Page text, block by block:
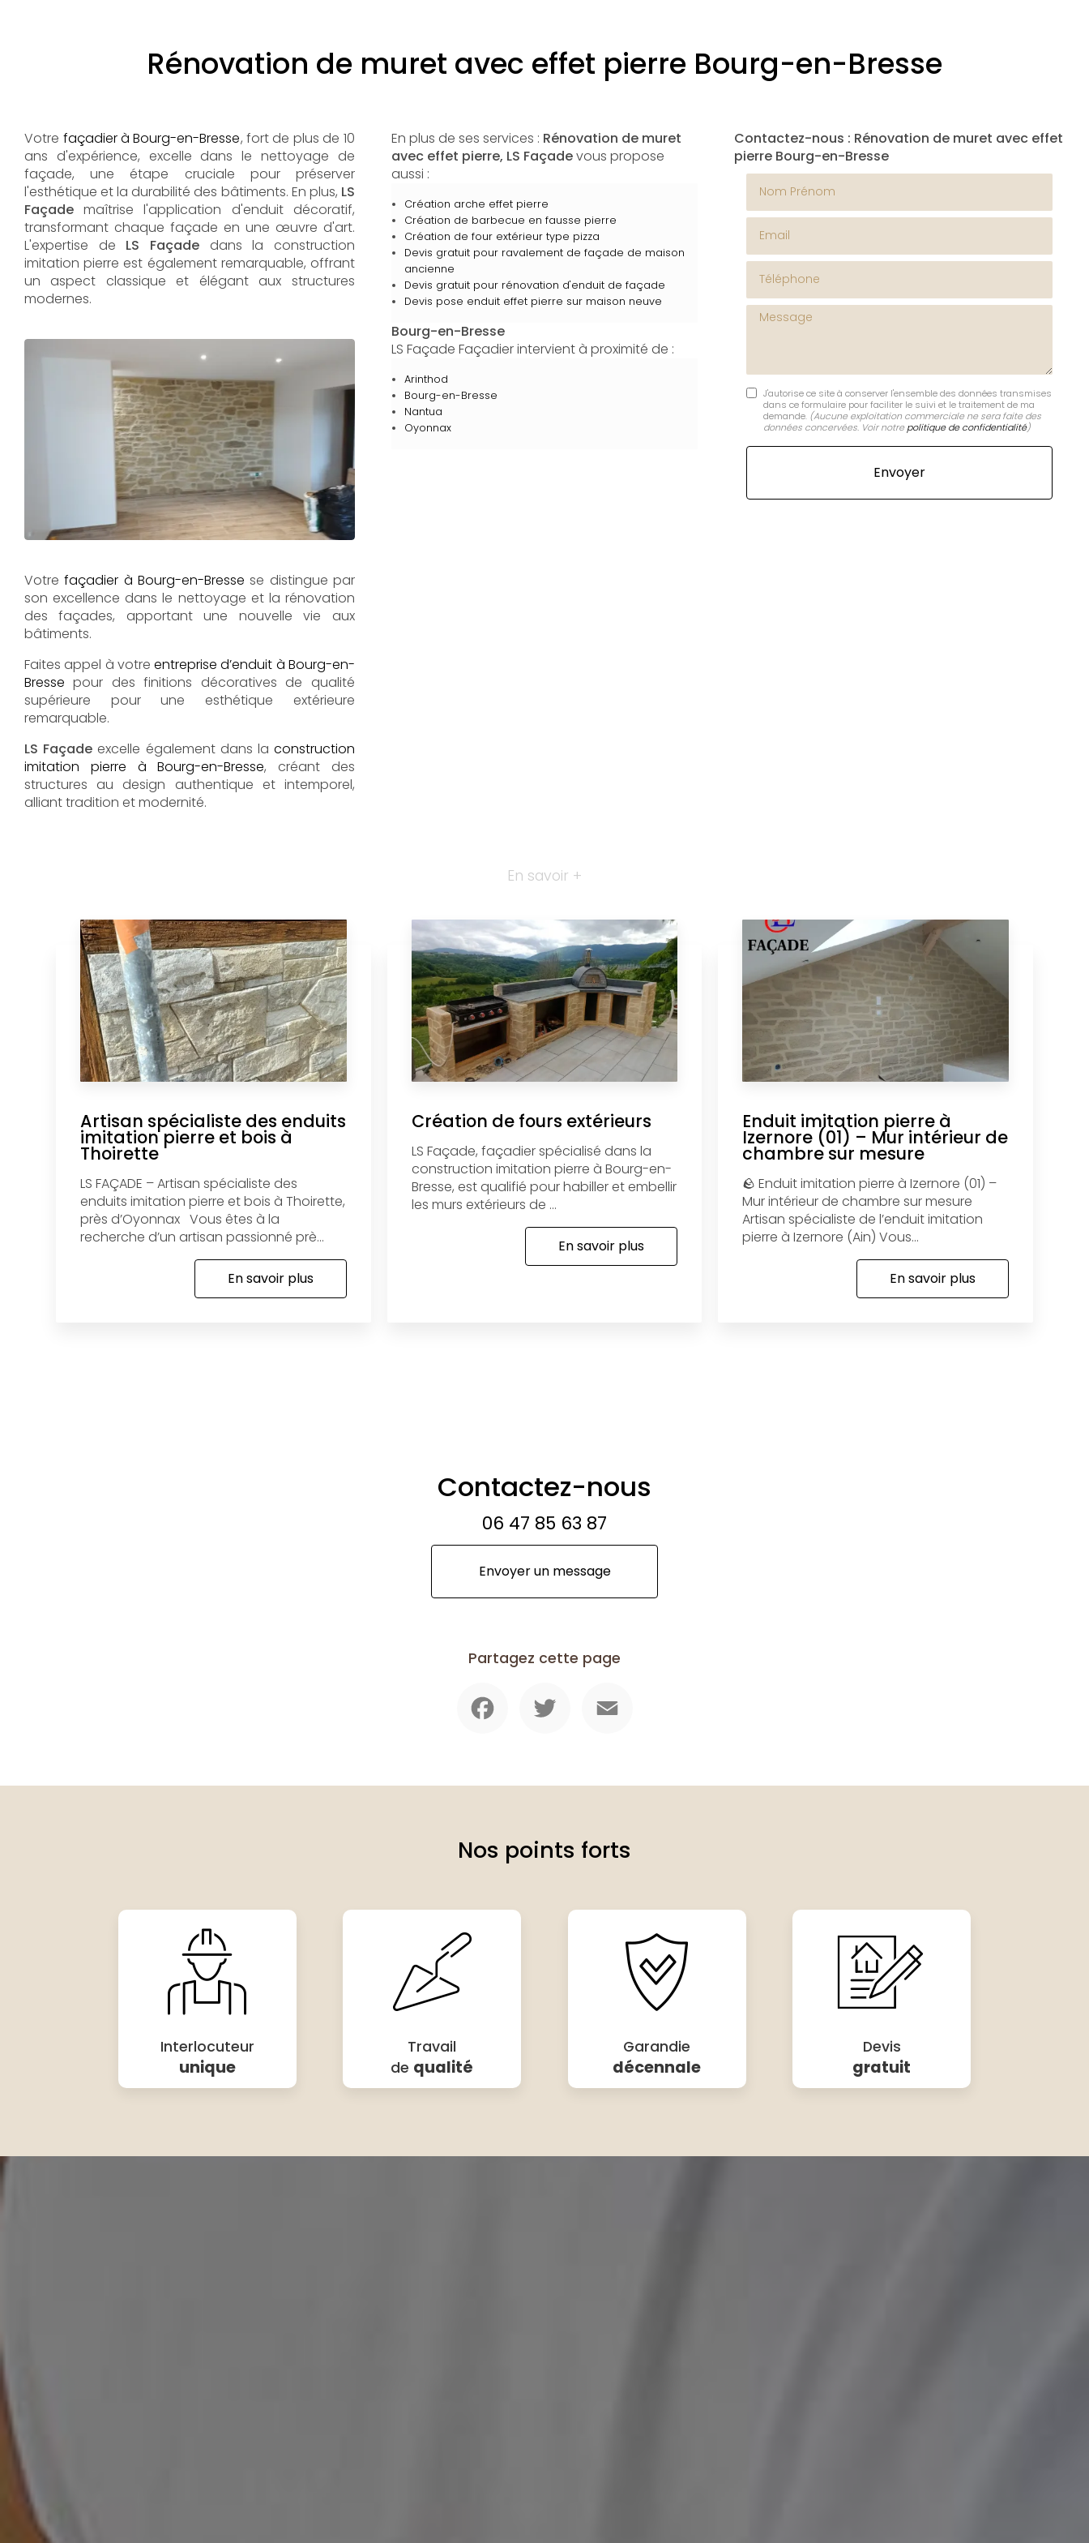
Rénovation de muret avec effet pierre Bourg-en-Bresse
Votre façadier à Bourg-en-Bresse, fort de plus de 10
ans d'expérience, excelle dans le nettoyage de
façade, une étape cruciale pour préserver
l'esthétique et la durabilité des bâtiments. En plus, LS
Façade maîtrise l'application d'enduit décoratif,
transformant chaque façade en une œuvre d'art.
L'expertise de LS Façade dans la construction
imitation pierre est également remarquable, offrant
un aspect classique et élégant aux structures
modernes.
Votrefaçadier à Bourg-en-Bresse se distingue par
son excellence dans le nettoyage et la rénovation
des façades, apportant une nouvelle vie aux
bâtiments.
Faites appel à votreentreprise d’enduit à Bourg-en-
Bresse pour des finitions décoratives de qualité
supérieure pour une esthétique extérieure
remarquable.
LS Façade excelle également dans la construction
imitation pierre à Bourg-en-Bresse, créant des
structures au design authentique et intemporel,
alliant tradition et modernité.
En plus de ses services : Rénovation de muret
avec effet pierre, LS Façadevous propose
aussi :
Création arche effet pierre
Création de barbecue en fausse pierre
Création de four extérieur type pizza
Devis gratuit pour ravalement de façade de maison
ancienne
Devis gratuit pour rénovation d'enduit de façade
Devis pose enduit effet pierre sur maison neuve
Bourg-en-Bresse
LS Façade Façadier intervient à proximité de :
Arinthod
Bourg-en-Bresse
Nantua
Oyonnax
Contactez-nous : Rénovation de muret avec effet
pierre Bourg-en-Bresse
Message
J'autorise ce site à conserver l'ensemble des données transmises
dans ce formulaire pour faciliter le suivi et le traitement de ma
demande. (Aucune exploitation commerciale ne sera faite des
données concervées. Voir notre politique de confidentialité)
En savoir +
Artisan spécialiste des enduits
imitation pierre et bois à
Thoirette
LS FAÇADE – Artisan spécialiste des
enduits imitation pierre et bois à Thoirette,
près d’Oyonnax Vous êtes à la
recherche d’un artisan passionné prè...
En savoir plus
Création de fours extérieurs
LS Façade, façadier spécialisé dans la
construction imitation pierre à Bourg-en-
Bresse, est qualifié pour habiller et embellir
les murs extérieurs de ...
En savoir plus
Enduit imitation pierre à
Izernore (01) – Mur intérieur de
chambre sur mesure
🪨 Enduit imitation pierre à Izernore (01) –
Mur intérieur de chambre sur mesure
Artisan spécialiste de l’enduit imitation
pierre à Izernore (Ain) Vous...
En savoir plus
Contactez-nous
06 47 85 63 87
Envoyer un message
Partagez cette page
Nos points forts
Interlocuteur
unique
Travail
de qualité
Garandie
décennale
Devis
gratuit